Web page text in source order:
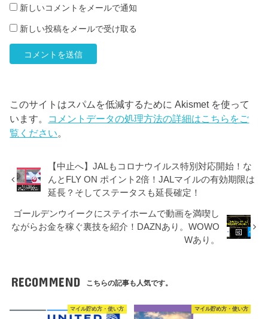
新しいコメントをメールで通知
新しい投稿をメールで受け取る
このサイトはスパムを低減するために Akismet を使って
います。 コメントデータの処理方法の詳細はこちらをご
覧ください。
【中止へ】JALもコロナウイルス特別対応開始！な
んとFLY ON ポイント2倍！JALマイルの有効期限は
延長？そしてステータスも延長確定！
ゴールデンウイークにステイホームで動画を満喫し
ながらお金を稼ぐ裏技を紹介！DAZNあり。WOWO
Wあり。
RECOMMEND こちらの記事も人気です。
マイル貯め方・使い方 マイル貯め方・使い方